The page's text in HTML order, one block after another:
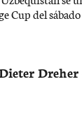
Cup del
Dreher